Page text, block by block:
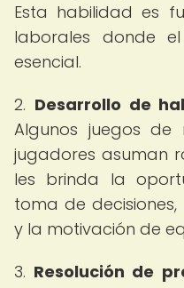
Esta habilidad es
laborales donde
esencial.
2. Desarrollo de
Algunos juegos de
jugadores asuman
les brinda la
toma de
y la motivación de
3. Resolución de